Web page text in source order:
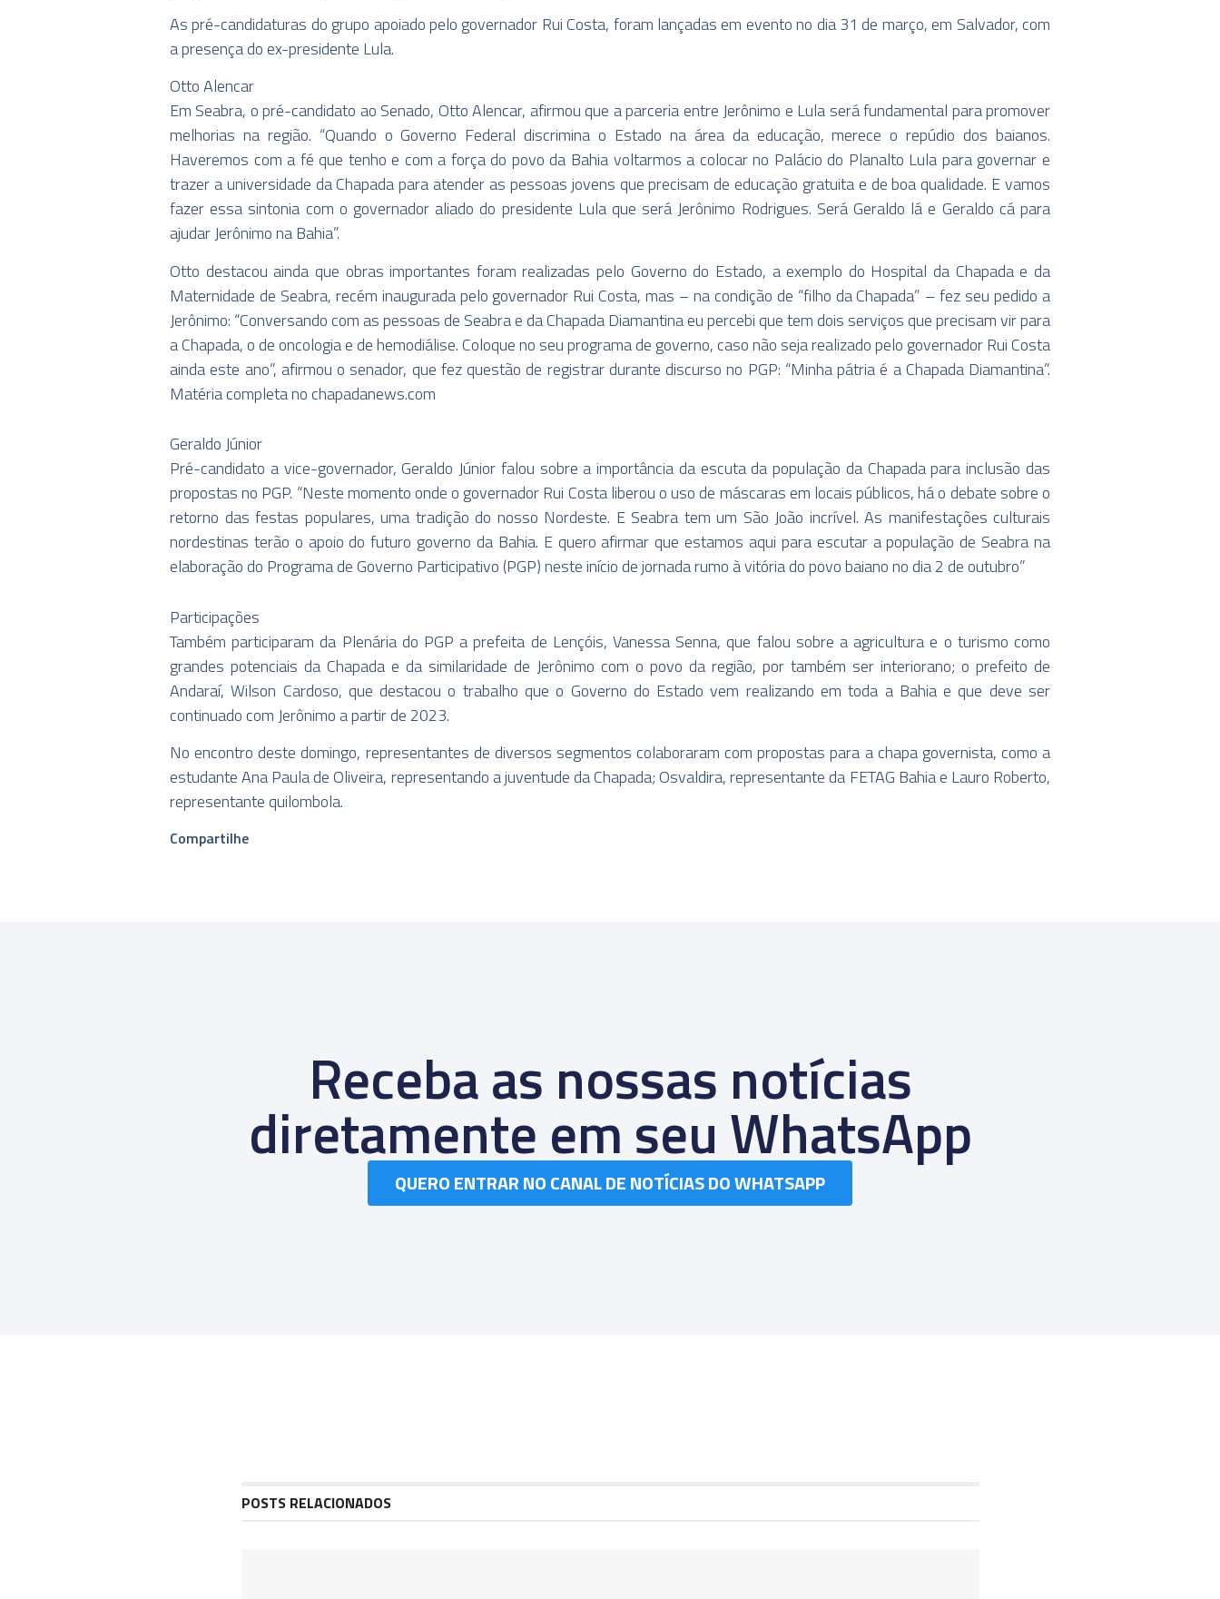
As pré-candidaturas do grupo apoiado pelo governador Rui Costa, foram lançadas em evento no dia 31 de março, em Salvador, com
a presença do ex-presidente Lula.
Otto Alencar
Em Seabra, o pré-candidato ao Senado, Otto Alencar, afirmou que a parceria entre Jerônimo e Lula será fundamental para promover
melhorias na região. “Quando o Governo Federal discrimina o Estado na área da educação, merece o repúdio dos baianos.
Haveremos com a fé que tenho e com a força do povo da Bahia voltarmos a colocar no Palácio do Planalto Lula para governar e
trazer a universidade da Chapada para atender as pessoas jovens que precisam de educação gratuita e de boa qualidade. E vamos
fazer essa sintonia com o governador aliado do presidente Lula que será Jerônimo Rodrigues. Será Geraldo lá e Geraldo cá para
ajudar Jerônimo na Bahia”.
Otto destacou ainda que obras importantes foram realizadas pelo Governo do Estado, a exemplo do Hospital da Chapada e da
Maternidade de Seabra, recém inaugurada pelo governador Rui Costa, mas – na condição de “filho da Chapada” – fez seu pedido a
Jerônimo: “Conversando com as pessoas de Seabra e da Chapada Diamantina eu percebi que tem dois serviços que precisam vir para
a Chapada, o de oncologia e de hemodiálise. Coloque no seu programa de governo, caso não seja realizado pelo governador Rui Costa
ainda este ano”, afirmou o senador, que fez questão de registrar durante discurso no PGP: “Minha pátria é a Chapada Diamantina”.
Matéria completa no chapadanews.com
Geraldo Júnior
Pré-candidato a vice-governador, Geraldo Júnior falou sobre a importância da escuta da população da Chapada para inclusão das
propostas no PGP. “Neste momento onde o governador Rui Costa liberou o uso de máscaras em locais públicos, há o debate sobre o
retorno das festas populares, uma tradição do nosso Nordeste. E Seabra tem um São João incrível. As manifestações culturais
nordestinas terão o apoio do futuro governo da Bahia. E quero afirmar que estamos aqui para escutar a população de Seabra na
elaboração do Programa de Governo Participativo (PGP) neste início de jornada rumo à vitória do povo baiano no dia 2 de outubro”
Participações
Também participaram da Plenária do PGP a prefeita de Lençóis, Vanessa Senna, que falou sobre a agricultura e o turismo como
grandes potenciais da Chapada e da similaridade de Jerônimo com o povo da região, por também ser interiorano; o prefeito de
Andaraí, Wilson Cardoso, que destacou o trabalho que o Governo do Estado vem realizando em toda a Bahia e que deve ser
continuado com Jerônimo a partir de 2023.
No encontro deste domingo, representantes de diversos segmentos colaboraram com propostas para a chapa governista, como a
estudante Ana Paula de Oliveira, representando a juventude da Chapada; Osvaldira, representante da FETAG Bahia e Lauro Roberto,
representante quilombola.
Compartilhe
Receba as nossas notícias
diretamente em seu WhatsApp
QUERO ENTRAR NO CANAL DE NOTÍCIAS DO WHATSAPP
POSTS RELACIONADOS